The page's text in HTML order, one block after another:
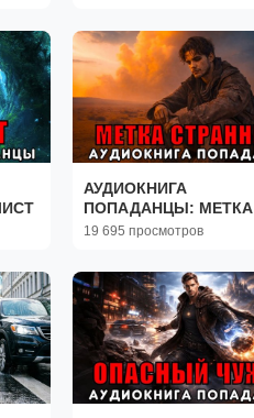
АУДИОКНИГА
ПОПАДАНЦЫ: МЕТКА
СТРАННИКА
19 695 просмотров